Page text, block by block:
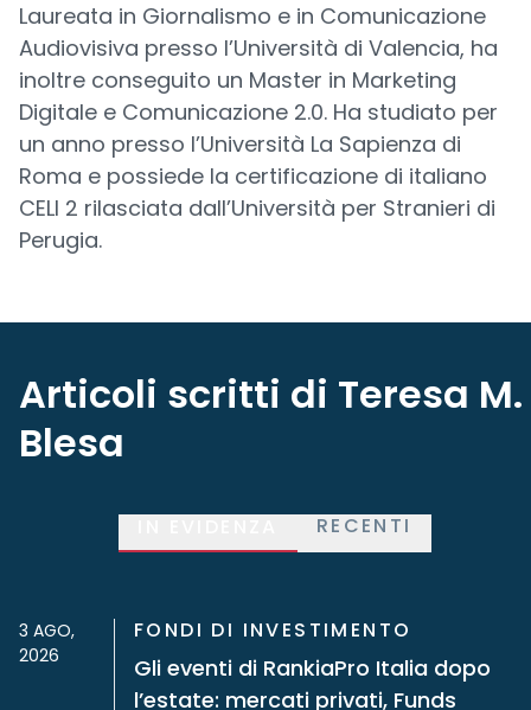
Laureata in Giornalismo e in Comunicazione
Audiovisiva presso l’Università di Valencia, ha
inoltre conseguito un Master in Marketing
Digitale e Comunicazione 2.0. Ha studiato per
un anno presso l’Università La Sapienza di
Roma e possiede la certificazione di italiano
CELI 2 rilasciata dall’Università per Stranieri di
Perugia.
Articoli scritti di Teresa M.
Blesa
RECENTI
3 AGO,
2026
FONDI DI INVESTIMENTO
Gli eventi di RankiaPro Italia dopo
l’estate: mercati privati, Funds